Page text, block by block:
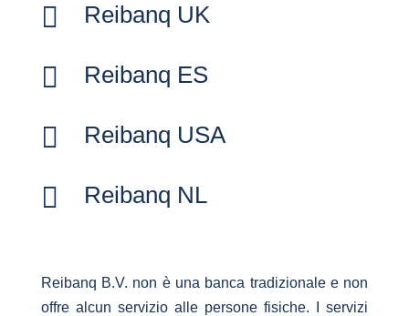
 Reibanq UK
 Reibanq ES
 Reibanq USA
 Reibanq NL
Reibanq B.V. non è una banca tradizionale e non
offre alcun servizio alle persone fisiche. I servizi